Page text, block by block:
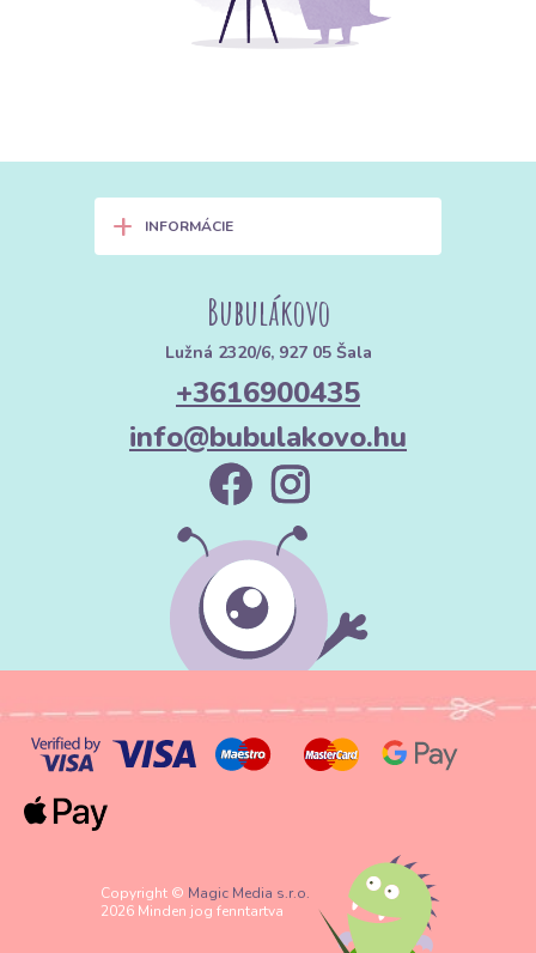
+ INFORMÁCIE
Bubulákovo
Lužná 2320/6, 927 05 Šala
+3616900435
info@bubulakovo.hu
Copyright © Magic Media s.r.o.
2026 Minden jog fenntartva